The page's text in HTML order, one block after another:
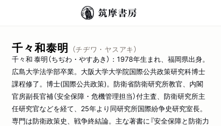
千々和泰明 （チヂワ・ヤスアキ）
千々和 泰明（ちぢわ・やすあき）：1978年生まれ、福岡県出身。
広島大学法学部卒業。大阪大学大学院国際公共政策研究科博士
課程修了。博士(国際公共政策)。防衛省防衛研究所教官、内閣
官房副長官補（安全保障・危機管理担当）付主査、防衛研究所主
任研究官などを経て、25年より同研究所国際紛争史研究室長。
専門は防衛政策史、戦争終結論。主な著書に『安全保障と防衛力